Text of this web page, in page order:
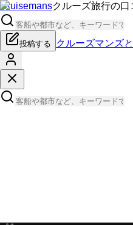
Cruisemansクルーズ旅行の口
投稿する クルーズマンズ